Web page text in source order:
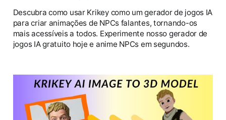
Descubra como usar Krikey como um gerador de jogos IA
para criar animações de NPCs falantes, tornando-os
mais acessíveis a todos. Experimente nosso gerador de
jogos IA gratuito hoje e anime NPCs em segundos.